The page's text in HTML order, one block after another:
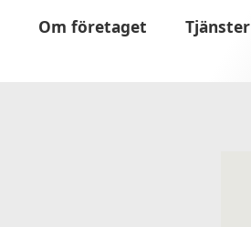
Om företaget Tjänster